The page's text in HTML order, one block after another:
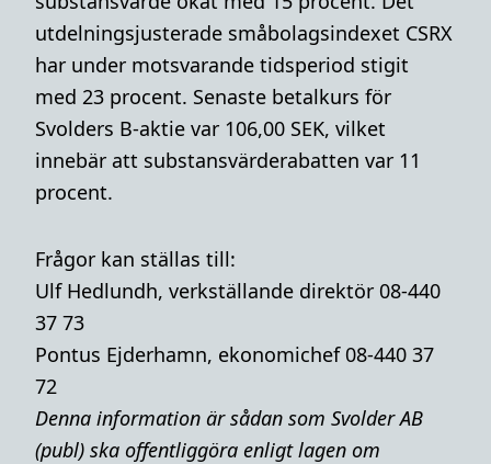
utdelningsjusterade småbolagsindexet CSRX
har under motsvarande tidsperiod stigit
med 23 procent. Senaste betalkurs för
Svolders B-aktie var 106,00 SEK, vilket
innebär att substansvärderabatten var 11
procent.
Frågor kan ställas till:
Ulf Hedlundh, verkställande direktör 08-440
37 73
Pontus Ejderhamn, ekonomichef 08-440 37
72
Denna information är sådan som Svolder AB
(publ) ska offentliggöra enligt lagen om